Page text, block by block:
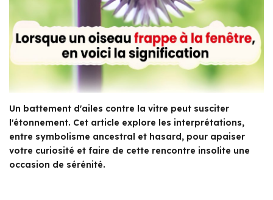
Un battement d'ailes contre la vitre peut susciter
l'étonnement. Cet article explore les interprétations,
entre symbolisme ancestral et hasard, pour apaiser
votre curiosité et faire de cette rencontre insolite une
occasion de sérénité.